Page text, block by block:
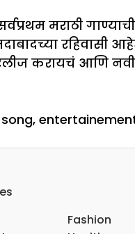
मराठी
करायचं आणि नवीन
,
Fashion